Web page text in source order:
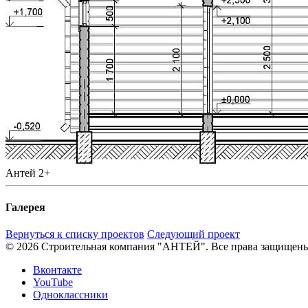
Антей 2+
Галерея
Вернуться к списку проектов Следующий проект
© 2026 Строительная компания "АНТЕЙ". Все права
Вконтакте
YouTube
Одноклассники